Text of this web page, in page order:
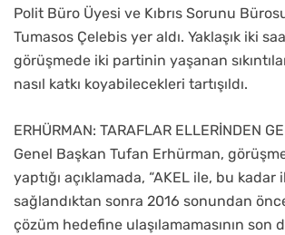
Polit Büro Üyesi ve Kıbrıs Sorunu
Tumasos Çelebis yer aldı. Yaklaşık iki
görüşmede iki partinin yaşanan
nasıl katkı koyabilecekleri tartışıldı.
ERHÜRMAN: TARAFLAR ELLERİNDEN
Genel Başkan Tufan Erhürman,
yaptığı açıklamada, “AKEL ile, bu kadar
sağlandıktan sonra 2016 sonundan
çözüm hedefine ulaşılamamasının son